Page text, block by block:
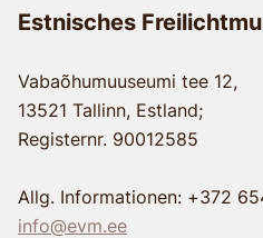
Estnisches
Vabaõhumuuseumi tee 12,
13521 Tallinn, Estland;
Registernr. 90012585
Allg. Informationen: +372
info@evm.ee